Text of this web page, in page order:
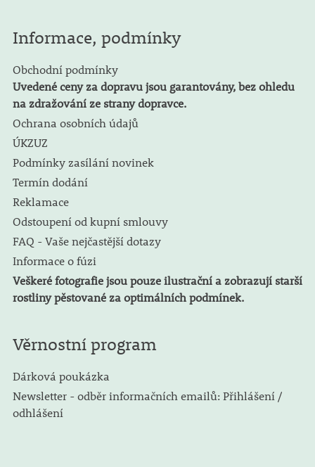
Informace, podmínky
Obchodní podmínky
Uvedené ceny za dopravu jsou garantovány, bez ohledu
na zdražování ze strany dopravce.
Ochrana osobních údajů
ÚKZUZ
Podmínky zasílání novinek
Termín dodání
Reklamace
Odstoupení od kupní smlouvy
FAQ - Vaše nejčastější dotazy
Informace o fúzi
Veškeré fotografie jsou pouze ilustrační a zobrazují starší
rostliny pěstované za optimálních podmínek.
Věrnostní program
Dárková poukázka
Newsletter - odběr informačních emailů: Přihlášení /
odhlášení